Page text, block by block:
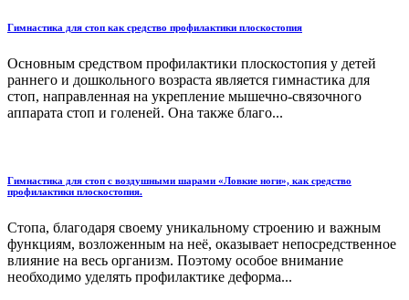
Гимнастика для стоп как средство профилактики плоскостопия
Основным средством профилактики плоскостопия у детей
раннего и дошкольного возраста является гимнастика для
стоп, направленная на укрепление мышечно-связочного
аппарата стоп и голеней. Она также благо...
Гимнастика для стоп с воздушными шарами «Ловкие ноги», как средство
профилактики плоскостопия.
Стопа, благодаря своему уникальному строению и важным
функциям, возложенным на неё, оказывает непосредственное
влияние на весь организм. Поэтому особое внимание
необходимо уделять профилактике деформа...